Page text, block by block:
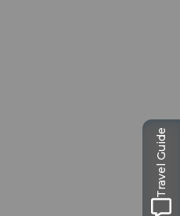
Travel Guide